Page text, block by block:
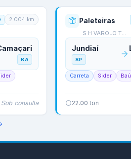
2.004 km
BA
Sob consulta
Paleteiras
S H VAROLO TRANSPORTES
Jundiaí
SP
Carreta Sider Baú
22.00 ton